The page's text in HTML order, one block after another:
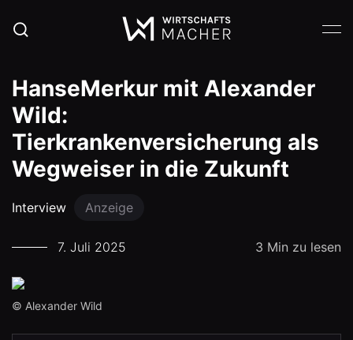
HanseMerkur mit Alexander
Wild:
Tierkrankenversicherung als
Wegweiser in die Zukunft
Interview Anzeige
3 Min zu lesen
7. Juli 2025
© Alexander Wild